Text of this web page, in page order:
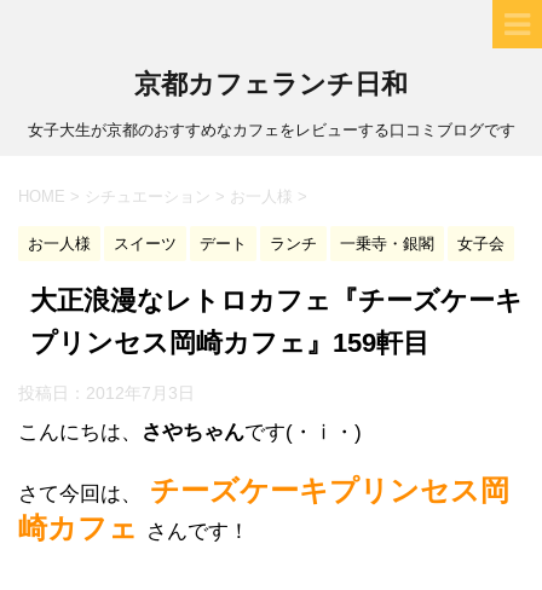
京都カフェランチ日和
女子大生が京都のおすすめなカフェをレビューする口コミブログです
HOME > シチュエーション > お一人様 >
お一人様 スイーツ デート ランチ 一乗寺・銀閣 女子会
大正浪漫なレトロカフェ『チーズケーキ
プリンセス岡崎カフェ』159軒目
投稿日： 2012年7月3日
こんにちは、 さやちゃんです(・ⅰ・)ゝ
さて今回は、
チーズケーキプリンセス岡
崎カフェ
さんです！